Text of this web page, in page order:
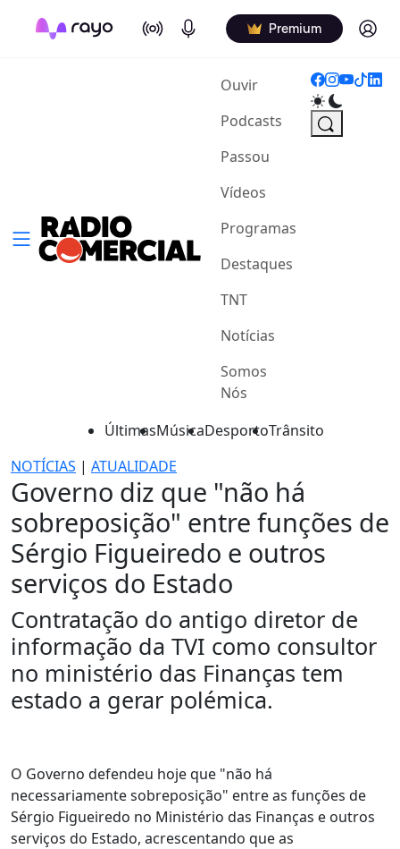
On Air Podcasts Premium Log in
Ouvir(current)
Podcasts
Passou
Vídeos
Programas
Destaques
TNT
Notícias
Somos
Nós
ÚltimasMúsicaDesportoTrânsito
NOTÍCIAS | ATUALIDADE
Governo diz que "não há
sobreposição" entre funções de
Sérgio Figueiredo e outros
serviços do Estado
Contratação do antigo diretor de
informação da TVI como consultor
no ministério das Finanças tem
estado a gerar polémica.
O Governo defendeu hoje que "não há
necessariamente sobreposição" entre as funções de
Sérgio Figueiredo no Ministério das Finanças e outros
serviços do Estado, acrescentando que as